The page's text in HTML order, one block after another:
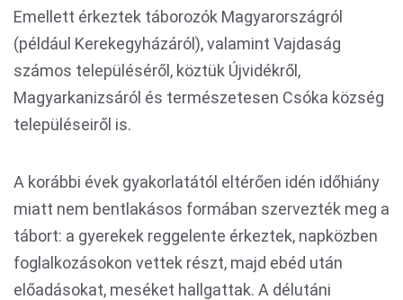
Emellett érkeztek táborozók Magyarországról
(például Kerekegyházáról), valamint Vajdaság
számos településéről, köztük Újvidékről,
Magyarkanizsáról és természetesen Csóka község
településeiről is.
A korábbi évek gyakorlatától eltérően idén időhiány
miatt nem bentlakásos formában szervezték meg a
tábort: a gyerekek reggelente érkeztek, napközben
foglalkozásokon vettek részt, majd ebéd után
előadásokat, meséket hallgattak. A délutáni